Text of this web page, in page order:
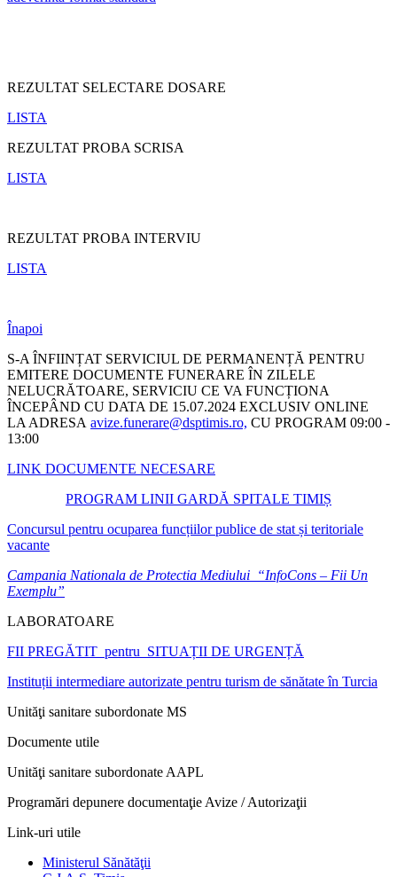
REZULTAT SELECTARE DOSARE
LISTA
REZULTAT PROBA SCRISA
LISTA
REZULTAT PROBA INTERVIU
LISTA
Înapoi
S-A ÎNFIINȚAT SERVICIUL DE PERMANENȚĂ PENTRU
EMITERE DOCUMENTE FUNERARE ÎN ZILELE
NELUCRĂTOARE, SERVICIU CE VA FUNCȚIONA
ÎNCEPÂND CU DATA DE 15.07.2024 EXCLUSIV ONLINE
LA ADRESA avize.funerare@dsptimis.ro, CU PROGRAM 09:00 -
13:00
LINK DOCUMENTE NECESARE
PROGRAM LINII GARDĂ SPITALE TIMIȘ
Concursul pentru ocuparea funcțiilor publice de stat și teritoriale
vacante
Campania Nationala de Protectia Mediului “InfoCons – Fii Un
Exemplu”
LABORATOARE
FII PREGĂTIT pentru SITUAȚII DE URGENȚĂ
Instituții intermediare autorizate pentru turism de sănătate în Turcia
Unităţi sanitare subordonate MS
Documente utile
Unităţi sanitare subordonate AAPL
Programări depunere documentaţie Avize / Autorizaţii
Link-uri utile
Ministerul Sănătăţii